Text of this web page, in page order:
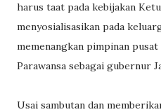
harus taat pada kebijakan
menyosialisasikan pada
memenangkan pimpinan
Parawansa sebagai gubernur
Usai sambutan dan